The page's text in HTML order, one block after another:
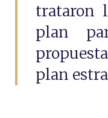
trataron
plan
plan